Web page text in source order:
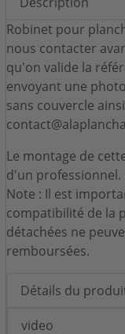
Robinet pour
nous contacter
qu'on valide la
envoyant une
sans couvercle
Le montage de
d'un professionnel.
Note : Il est
compatibilité de la
détachées ne
remboursées.
Détails du
video